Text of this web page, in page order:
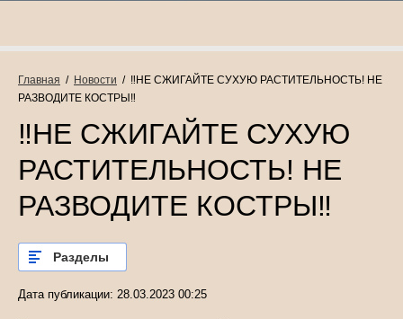
Главная
  /
Новости
  /  ‼НЕ СЖИГАЙТЕ СУХУЮ РАСТИТЕЛЬНОСТЬ! НЕ
РАЗВОДИТЕ КОСТРЫ‼
‼НЕ СЖИГАЙТЕ СУХУЮ
РАСТИТЕЛЬНОСТЬ! НЕ
РАЗВОДИТЕ КОСТРЫ‼
Разделы
Дата публикации: 28.03.2023 00:25